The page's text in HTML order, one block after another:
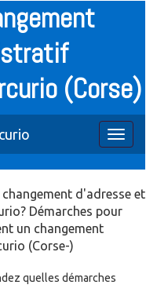
(Corse)
Toggle
d'adresse et
Démarches pour
un changement
(Corse-)
quelles démarches